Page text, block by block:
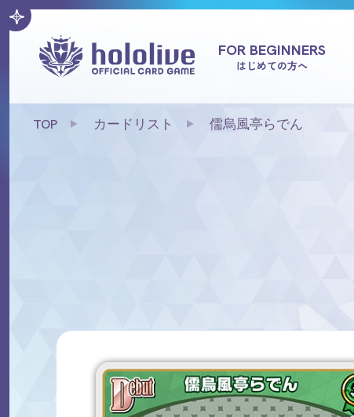
FOR BEGINNERS
はじめての方へ
TOP カードリスト 儒烏風亭らでん